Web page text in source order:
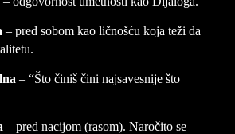
– pred sobom kao ličnošću koja teži da
– “Što činiš čini najsavesnije što
– pred nacijom (rasom). Naročito se